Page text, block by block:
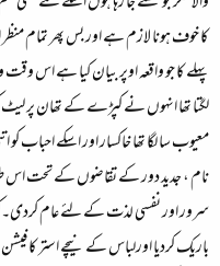
کا خوف ہونا لازم ہے اور بس پھر
پہلے کا جو واقعہ اوپر بیان کیا ہے اس وقت
لگتا تھا انہوں نے کپڑے کے تھان پر لیٹ
معیوب سا لگا تھا خاکسار اور اسکے
نام ، جدید دور کے تقاضوں کے تحت
سرور اور نفسی لذت کے لئے عام
باریک کردیا اورلباس کے نیچے استر کا فیشن